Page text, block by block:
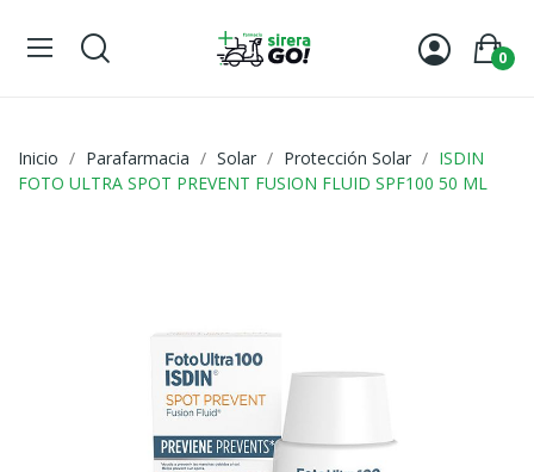
0
Inicio Parafarmacia Solar Protección Solar
ISDIN
FOTO ULTRA SPOT PREVENT FUSION FLUID SPF100 50 ML